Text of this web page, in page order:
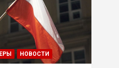
НОВОСТИ